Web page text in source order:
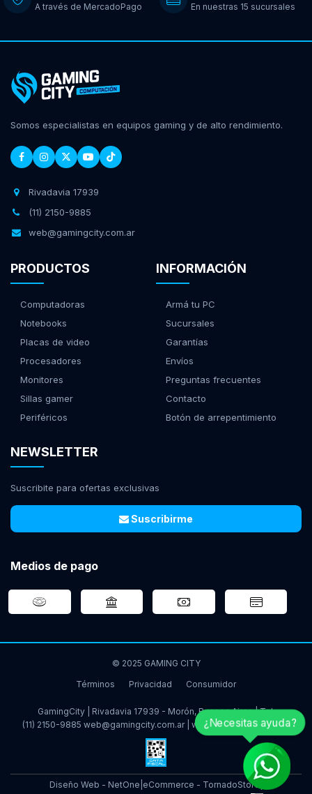
A través de MercadoPago En nuestras 15 sucursales
Somos especialistas en equipos gaming y de alto rendimiento.
Rivadavia 17939
(11) 2150-9885
web@gamingcity.com.ar
PRODUCTOS
Computadoras
Notebooks
Placas de video
Procesadores
Monitores
Sillas gamer
Periféricos
INFORMACIÓN
Armá tu PC
Sucursales
Garantías
Envíos
Preguntas frecuentes
Contacto
Botón de arrepentimiento
NEWSLETTER
Suscribite para ofertas exclusivas
Suscribirme
Medios de pago
© 2025 GAMING CITY
Términos
Privacidad Consumidor
GamingCity | Rivadavia 17939 - Morón, Buenos Aires | Tel:
(11) 2150-9885 web@gamingcity.com.ar www.gamingcity.com.ar
Diseño Web - NetOne eCommerce - TornadoStore
¿Necesitas ayuda?